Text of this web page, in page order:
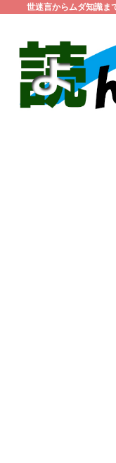
世迷言からムダ知識ま